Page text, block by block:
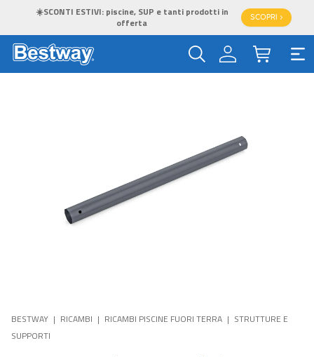
☀️SCONTI ESTIVI: piscine, SUP e tanti prodotti in
offerta
SCOPRI >
BESTWAY RICAMBI RICAMBI PISCINE FUORI TERRA
STRUTTURE E
SUPPORTI